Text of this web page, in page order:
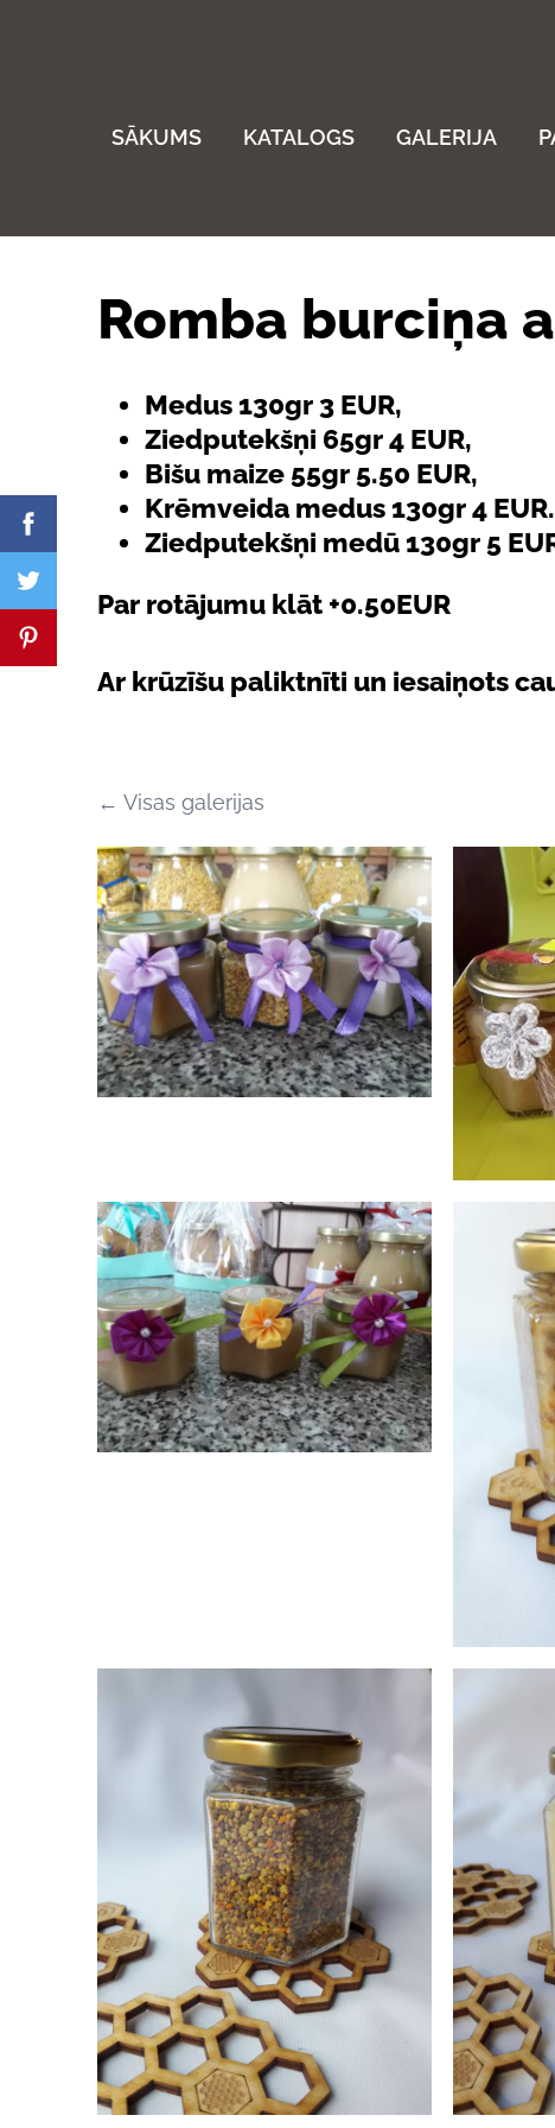
SĀKUMS KATALOGS GALERIJA
Romba burciņa
Medus 130gr 3 EUR,
Ziedputekšņi 65gr 4 EUR,
Bišu maize 55gr 5.50 EUR,
Krēmveida medus 130gr 4 EUR.
Ziedputekšņi medū 130gr 5
Par rotājumu klāt +0.50EUR
Ar krūzīšu paliktnīti un iesaiņots
Visas galerijas